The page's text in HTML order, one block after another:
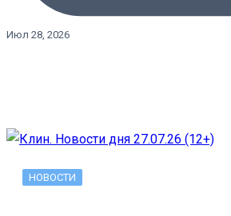
Июл 28, 2026
НОВОСТИ